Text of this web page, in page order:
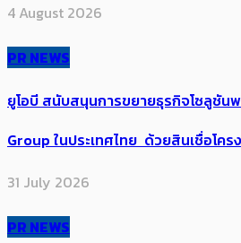
4 August 2026
PR NEWS
ยูโอบี สนับสนุนการขยายธุรกิจโซลูชัน
Group ในประเทศไทย ด้วยสินเชื่อโคร
31 July 2026
PR NEWS